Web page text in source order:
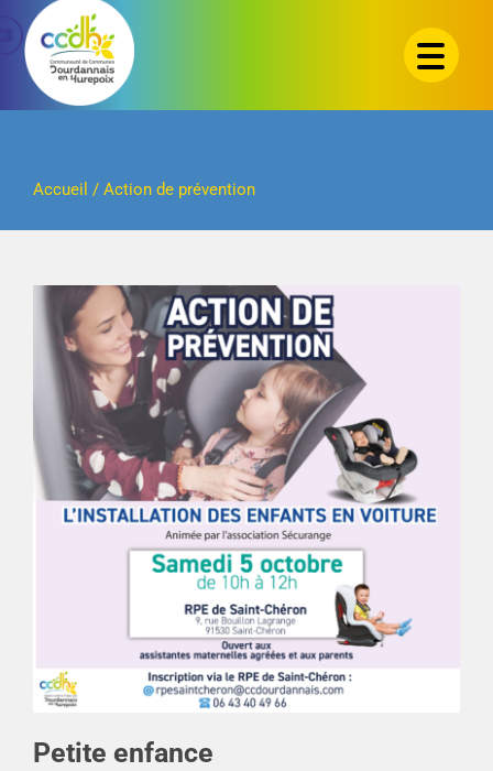
Passer
contenu
Accueil / Action de prévention
Petite enfance